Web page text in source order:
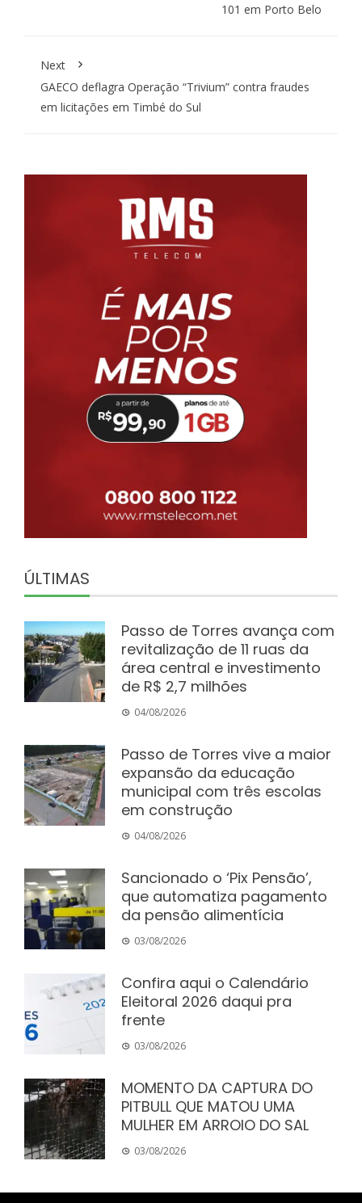
101 em Porto Belo
Next
GAECO deflagra Operação “Trivium” contra fraudes
em licitações em Timbé do Sul
ÚLTIMAS
Passo de Torres avança com
revitalização de 11 ruas da
área central e investimento
de R$ 2,7 milhões
04/08/2026
Passo de Torres vive a maior
expansão da educação
municipal com três escolas
em construção
04/08/2026
Sancionado o ‘Pix Pensão’,
que automatiza pagamento
da pensão alimentícia
03/08/2026
Confira aqui o Calendário
Eleitoral 2026 daqui pra
frente
03/08/2026
MOMENTO DA CAPTURA DO
PITBULL QUE MATOU UMA
MULHER EM ARROIO DO SAL
03/08/2026